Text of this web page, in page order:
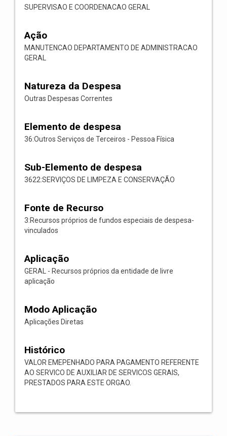
SUPERVISAO E COORDENACAO GERAL
Ação
MANUTENCAO DEPARTAMENTO DE ADMINISTRACAO
GERAL
Natureza da Despesa
Outras Despesas Correntes
Elemento de despesa
36:Outros Serviços de Terceiros - Pessoa Física
Sub-Elemento de despesa
3622:SERVIÇOS DE LIMPEZA E CONSERVAÇÃO
Fonte de Recurso
3:Recursos próprios de fundos especiais de despesa-
vinculados
Aplicação
GERAL - Recursos próprios da entidade de livre
aplicação
Modo Aplicação
Aplicações Diretas
Histórico
VALOR EMEPENHADO PARA PAGAMENTO REFERENTE
AO SERVICO DE AUXILIAR DE SERVICOS GERAIS,
PRESTADOS PARA ESTE ORGAO.